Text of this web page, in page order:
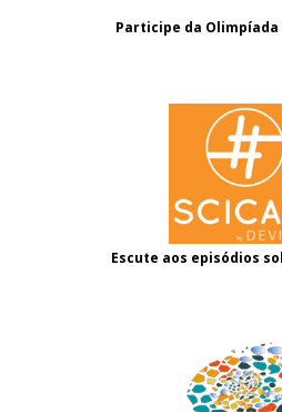
Participe da
Escute aos episódios